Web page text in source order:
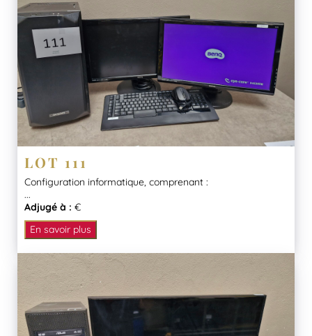
LOT 111
Configuration informatique, comprenant :
...
Adjugé à : €
En savoir plus